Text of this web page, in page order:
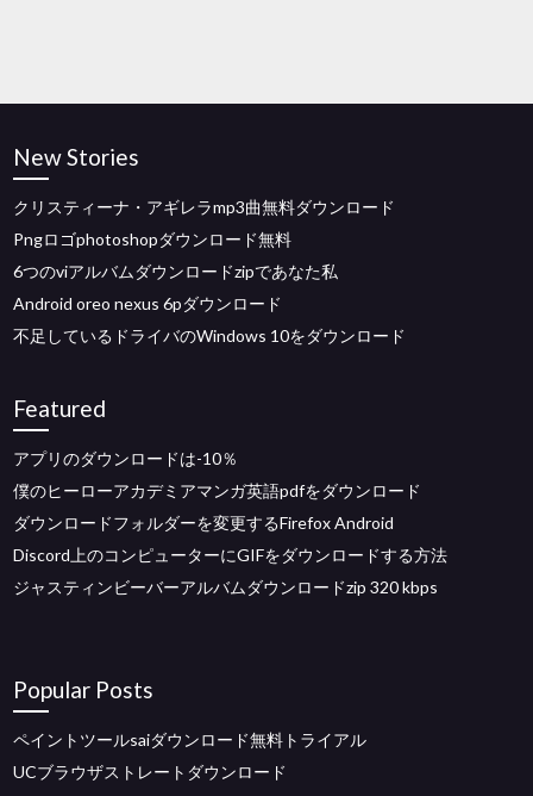
New Stories
クリスティーナ・アギレラmp3曲無料ダウンロード
Pngロゴphotoshopダウンロード無料
6つのviアルバムダウンロードzipであなた私
Android oreo nexus 6pダウンロード
不足しているドライバのWindows 10をダウンロード
Featured
アプリのダウンロードは-10％
僕のヒーローアカデミアマンガ英語pdfをダウンロード
ダウンロードフォルダーを変更するFirefox Android
Discord上のコンピューターにGIFをダウンロードする方法
ジャスティンビーバーアルバムダウンロードzip 320 kbps
Popular Posts
ペイントツールsaiダウンロード無料トライアル
UCブラウザストレートダウンロード